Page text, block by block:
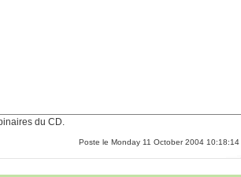
du CD.
Poste le Monday 11 October 2004 10:18:14